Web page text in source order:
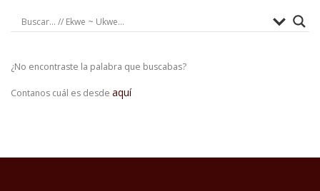
¿No encontraste la palabra que buscabas?
Contanos cuál es desde aquí